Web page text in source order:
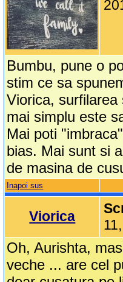
Bumbu, pune o
stim ce sa
Viorica,
mai simplu este
Mai poti
bias. Mai sunt si
de masina de
Inapoi sus
Viorica
Oh, Aurishta,
veche ... are cel